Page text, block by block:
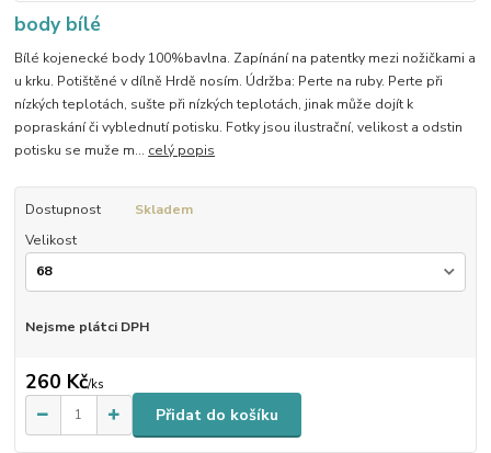
body bílé
Bílé kojenecké body 100%bavlna. Zapínání na patentky mezi nožičkami a
u krku. Potištěné v dílně Hrdě nosím. Údržba: Perte na ruby. Perte při
nízkých teplotách, sušte při nízkých teplotách, jinak může dojít k
popraskání či vyblednutí potisku. Fotky jsou ilustrační, velikost a odstin
potisku se muže m... celý popis
Dostupnost
Skladem
Velikost
Nejsme plátci DPH
260 Kč/ks
Přidat do košíku